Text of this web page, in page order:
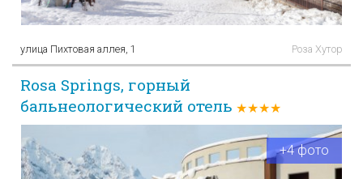
улица Пихтовая аллея, 1 Роза Хутор
Rosa Springs, горный
бальнеологический отель ★★★★
+4 фото